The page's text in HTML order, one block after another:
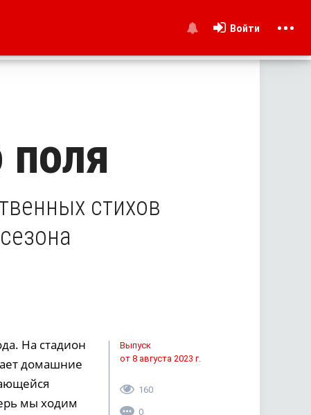
Войти
стихов
На стадион
домашние
мы ходим
Выпуск
от 8 августа 2023 г.
160
0